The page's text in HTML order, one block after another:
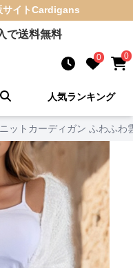
イトCardigans
で送料無料
0 0
人気ランキング
ニットカーディガン ふわふ